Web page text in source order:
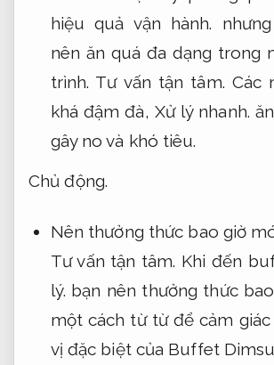
hiệu quả vận hành.
nên ăn quá đa dạng trong
trình. Tư vấn tận tâm. Các
khá đậm đà, Xử lý nhanh.
gây no và khó tiêu.
Chủ động.
Nên thưởng thức bao giờ
Tư vấn tận tâm. Khi đến
lý. bạn nên thưởng thức
một cách từ từ để cảm
vị đặc biệt của Buffet